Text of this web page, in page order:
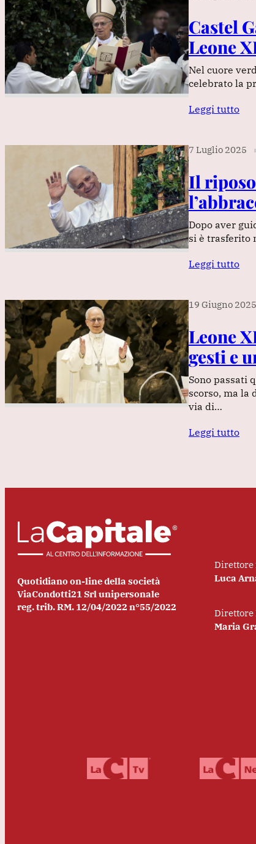
Castel
Leone
Nel cuore
celebrato la
Leggi tutto
7 Luglio 2025 ∎
Il riposo
Dopo aver
si è trasferito
Leggi tutto
19 Giugno 2025
Leone
gesti e
Sono passati
scorso, ma la
via di…
Leggi tutto
Quotidiano on-line della società
ViaCondotti21 Srl unipersonale
reg. trib. RM. 12/04/2022 n°55/2022
Direttore
Luca
Direttore
Maria